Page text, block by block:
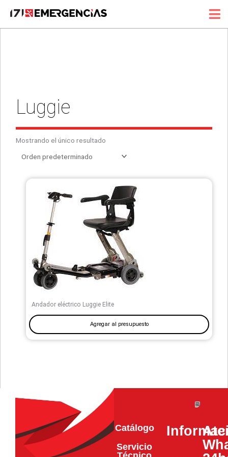
contenido
Luggie
Mostrando el único resultado
Andador eléctrico Luggie Elite
Agregar al presupuesto
Catálogo
Servicio